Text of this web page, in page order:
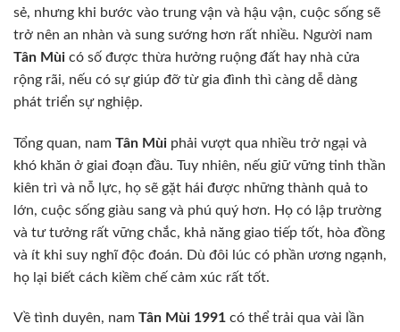
sẻ, nhưng khi bước vào trung vận và hậu vận, cuộc sống sẽ
trở nên an nhàn và sung sướng hơn rất nhiều. Người nam
Tân Mùi có số được thừa hưởng ruộng đất hay nhà cửa
rộng rãi, nếu có sự giúp đỡ từ gia đình thì càng dễ dàng
phát triển sự nghiệp.
Tổng quan, nam Tân Mùi phải vượt qua nhiều trở ngại và
khó khăn ở giai đoạn đầu. Tuy nhiên, nếu giữ vững tinh thần
kiên trì và nỗ lực, họ sẽ gặt hái được những thành quả to
lớn, cuộc sống giàu sang và phú quý hơn. Họ có lập trường
và tư tưởng rất vững chắc, khả năng giao tiếp tốt, hòa đồng
và ít khi suy nghĩ độc đoán. Dù đôi lúc có phần ương ngạnh,
họ lại biết cách kiềm chế cảm xúc rất tốt.
Về tình duyên, nam Tân Mùi 1991 có thể trải qua vài lần